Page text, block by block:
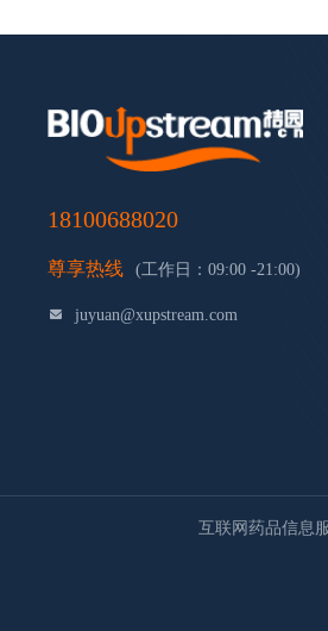
18100688020
尊享热线 (工作日：09:00 -21:00)
juyuan@xupstream.com
互联网药品信息